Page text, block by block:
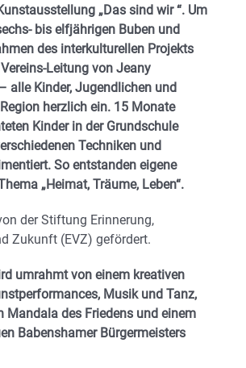
„Das sind wir “. Um
bis elfjährigen Buben und
des interkulturellen Projekts
Vereins-Leitung von Jeany
alle Kinder, Jugendlichen und
herzlich ein. 15 Monate
Kinder in der Grundschule
Techniken und
So entstanden eigene
„Heimat, Träume, Leben“.
der Stiftung Erinnerung,
Zukunft (EVZ) gefördert.
umrahmt von einem kreativen
Musik und Tanz,
Mandala des Friedens und einem
Babenshamer Bürgermeisters